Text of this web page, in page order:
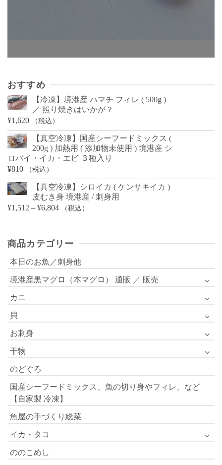
おすすめ
【冷凍】境港産 ハマチ フィレ ( 500g )
／ 照り焼きはいかが？
¥1,620 （税込）
【真空冷凍】国産シーフードミックス (
200g ) 加熱用 ( 添加物未使用 ) 境港産 シ
ロバイ・イカ・エビ ３種入り
¥810 （税込）
【真空冷凍】シロイカ ( ケンサキイカ )
皮むき身 境港産 / 刺身用
¥1,512 – ¥6,804価
¥1,512
¥6,804
（税込）
商品カテゴリー
本日のお魚／刺身他
境港産黒マグロ（本マグロ） 通販 ／ 販売
カニ
貝
お刺身
干物
のどぐろ
国産シーフードミックス、魚の切り身やフィレ、など
【自家製 冷凍】
魚屋の手づくり総菜
イカ・タコ
ののこめし